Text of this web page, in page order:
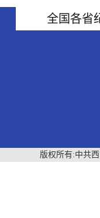
全国各省
版权所有:中共